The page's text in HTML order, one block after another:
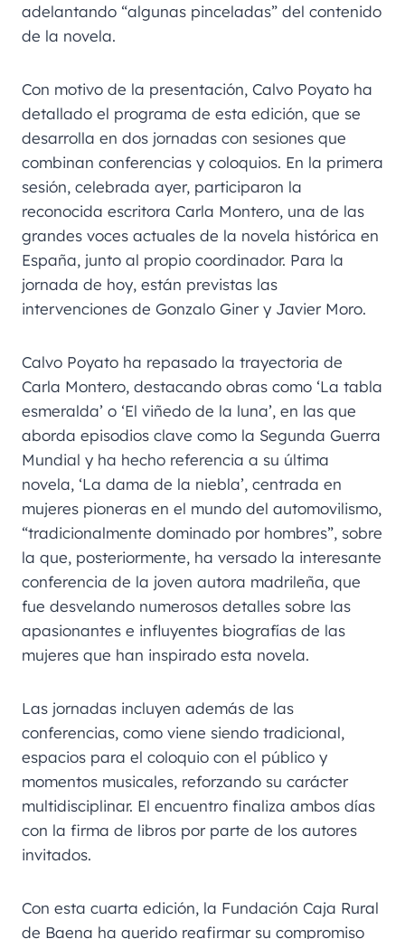
adelantando “algunas pinceladas” del contenido
de la novela.
Con motivo de la presentación, Calvo Poyato ha
detallado el programa de esta edición, que se
desarrolla en dos jornadas con sesiones que
combinan conferencias y coloquios. En la primera
sesión, celebrada ayer, participaron la
reconocida escritora Carla Montero, una de las
grandes voces actuales de la novela histórica en
España, junto al propio coordinador. Para la
jornada de hoy, están previstas las
intervenciones de Gonzalo Giner y Javier Moro.
Calvo Poyato ha repasado la trayectoria de
Carla Montero, destacando obras como ‘La tabla
esmeralda’ o ‘El viñedo de la luna’, en las que
aborda episodios clave como la Segunda Guerra
Mundial y ha hecho referencia a su última
novela, ‘La dama de la niebla’, centrada en
mujeres pioneras en el mundo del automovilismo,
“tradicionalmente dominado por hombres”, sobre
la que, posteriormente, ha versado la interesante
conferencia de la joven autora madrileña, que
fue desvelando numerosos detalles sobre las
apasionantes e influyentes biografías de las
mujeres que han inspirado esta novela.
Las jornadas incluyen además de las
conferencias, como viene siendo tradicional,
espacios para el coloquio con el público y
momentos musicales, reforzando su carácter
multidisciplinar. El encuentro finaliza ambos días
con la firma de libros por parte de los autores
invitados.
Con esta cuarta edición, la Fundación Caja Rural
de Baena ha querido reafirmar su compromiso